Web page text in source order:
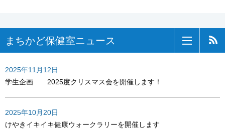
まちかど保健室ニュース
2025年11月12日
学生企画 2025度クリスマス会を開催します！
2025年10月20日
けやきイキイキ健康ウォークラリーを開催します